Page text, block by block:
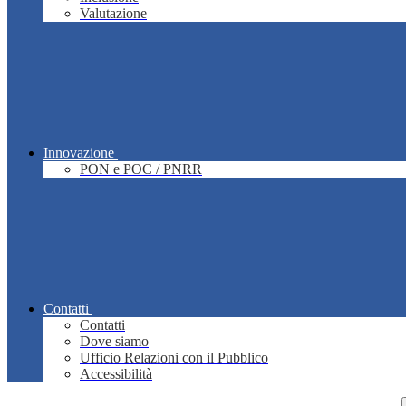
Valutazione
Innovazione
PON e POC / PNRR
Contatti
Contatti
Dove siamo
Ufficio Relazioni con il Pubblico
Accessibilità